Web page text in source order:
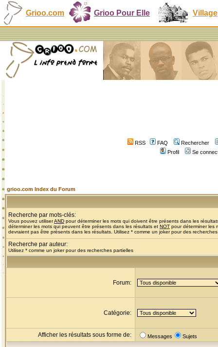
Grioo.com Grioo Pour Elle Village
RSS FAQ
Rechercher
Profil
Se
grioo.com Index du Forum
Recherche par mots-clés:
Vous pouvez utiliserAND pour déterminer les mots qui doivent être présents dans les
déterminer les mots qui peuvent être présents dans les résultats et NOT pour déterminer les
devraient pas être présents dans les résultats. Utilisez * comme un joker pour des
Recherche par auteur:
Utilisez * comme un joker pour des recherches partielles
Forum:
Catégorie:
Afficher les résultats sous forme de: Messages Sujets